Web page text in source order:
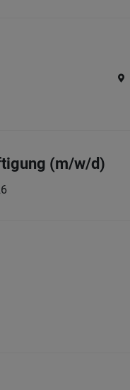
(m/w/d)